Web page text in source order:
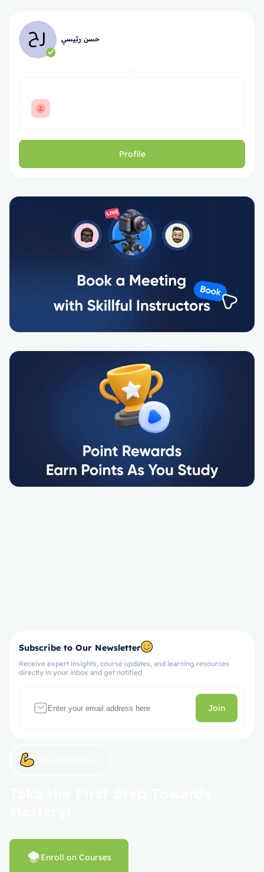
حسن رئيسي
Profile
Subscribe to Our Newsletter
Receive expert insights, course updates, and learning resources
directly in your inbox and get notified
Join
Enroll on Courses